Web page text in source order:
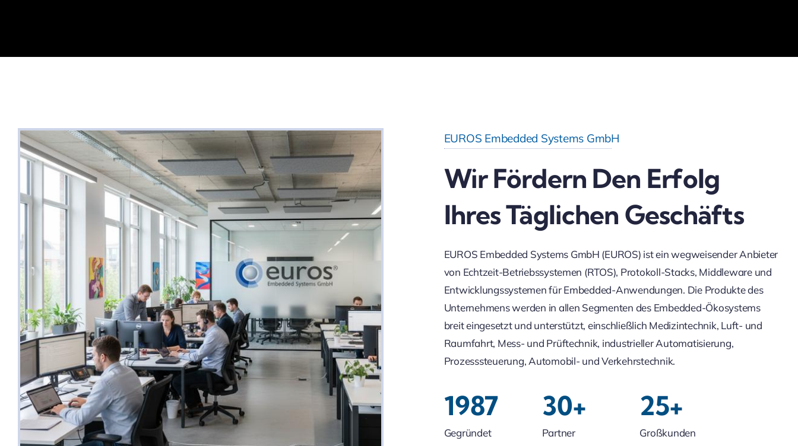
EUROS Embedded Systems GmbH
Wir Fördern Den Erfolg
Ihres Täglichen Geschäfts
EUROS Embedded Systems GmbH (EUROS) ist ein wegweisender Anbieter
von Echtzeit-Betriebssystemen (RTOS), Protokoll-Stacks, Middleware und
Entwicklungssystemen für Embedded-Anwendungen. Die Produkte des
Unternehmens werden in allen Segmenten des Embedded-Ökosystems
breit eingesetzt und unterstützt, einschließlich Medizintechnik, Luft- und
Raumfahrt, Mess- und Prüftechnik, industrieller Automatisierung,
Prozesssteuerung, Automobil- und Verkehrstechnik.
1987
Gegründet
30+
Partner
25+
Großkunden